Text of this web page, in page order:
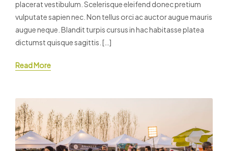
placerat vestibulum. Scelerisque eleifend donec pretium
vulputate sapien nec. Non tellus orci ac auctor augue mauris
augue neque. Blandit turpis cursus in hac habitasse platea
dictumst quisque sagittis. […]
Read More